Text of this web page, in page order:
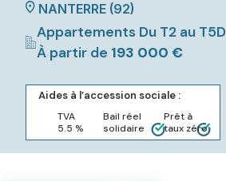
NANTERRE (92)
Appartements Du T2 au T5D
À partir de 193 000 €
Aides à l’accession sociale :
TVA
5.5 %
Bail réel
solidaire
Prêt à
taux zéro